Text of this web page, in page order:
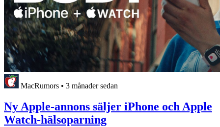
MacRumors • 3 månader sedan
Ny Apple-annons säljer iPhone och Apple
Watch-hälsoparning